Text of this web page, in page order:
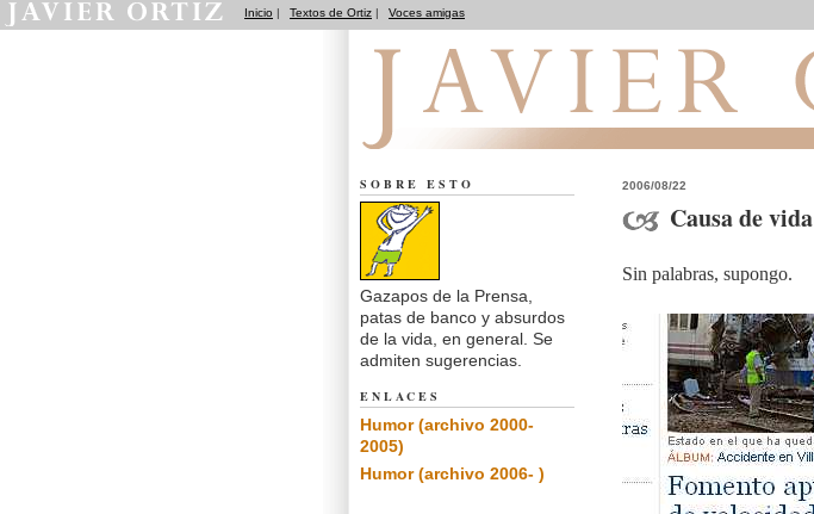
Inicio | Textos de Ortiz | Voces amigas
2006/08/22
Causa de vida
Sin palabras, supongo.
SOBRE ESTO
Gazapos de la Prensa,
patas de banco y absurdos
de la vida, en general. Se
admiten sugerencias.
ENLACES
Humor (archivo 2000-
2005)
Humor (archivo 2006- )